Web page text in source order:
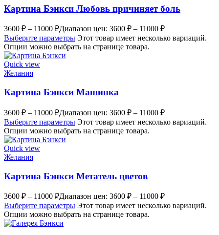
Картина Бэнкси Любовь причиняет боль
3600 ₽ – 11000 ₽Диапазон цен: 3600 ₽ – 11000 ₽
Выберите параметры Этот товар имеет несколько вариаций.
Опции можно выбрать на странице товара.
Quick view
Желания
Картина Бэнкси Машинка
3600 ₽ – 11000 ₽Диапазон цен: 3600 ₽ – 11000 ₽
Выберите параметры Этот товар имеет несколько вариаций.
Опции можно выбрать на странице товара.
Quick view
Желания
Картина Бэнкси Метатель цветов
3600 ₽ – 11000 ₽Диапазон цен: 3600 ₽ – 11000 ₽
Выберите параметры Этот товар имеет несколько вариаций.
Опции можно выбрать на странице товара.